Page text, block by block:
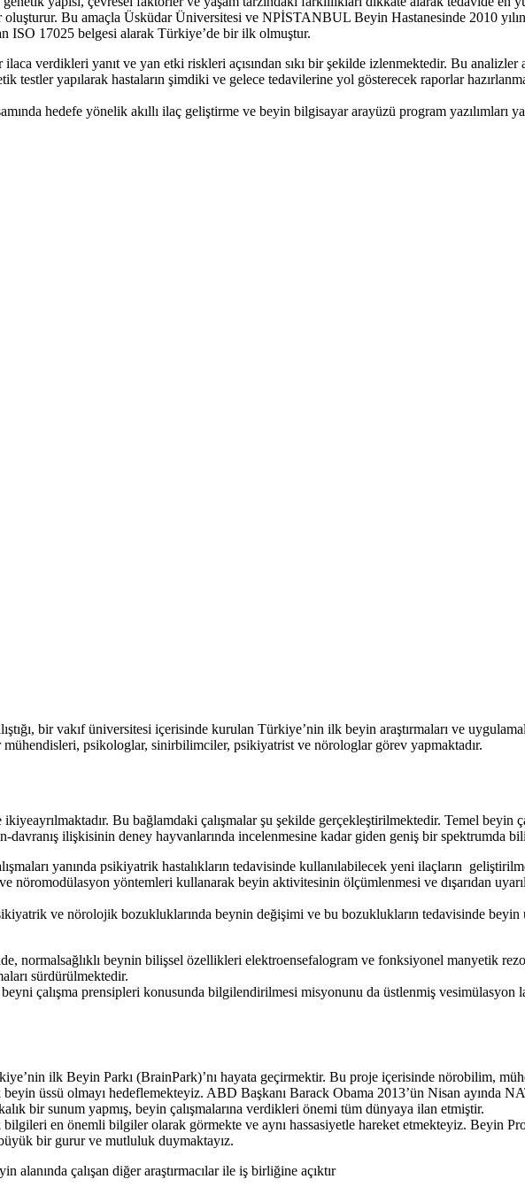
oluşturur. Bu amaçla Üsküdar Üniversitesi ve NPİSTANBUL Beyin Hastanesinde 2010
ISO 17025 belgesi alarak Türkiye’de bir ilk olmuştur.
verdikleri yanıt ve yan etki riskleri açısından sıkı bir şekilde izlenmektedir. Bu
testler yapılarak hastaların şimdiki ve gelece tedavilerine yol gösterecek raporlar
hedefe yönelik akıllı ilaç geliştirme ve beyin bilgisayar arayüzü program yazılımları
bir vakıf üniversitesi içerisinde kurulan Türkiye’nin ilk beyin araştırmaları ve
psikologlar, sinirbilimciler, psikiyatrist ve nörologlar görev yapmaktadır.
Bu bağlamdaki çalışmalar şu şekilde gerçekleştirilmektedir. Temel beyin
ilişkisinin deney hayvanlarında incelenmesine kadar giden geniş bir spektrumda
yanında psikiyatrik hastalıkların tedavisinde kullanılabilecek yeni ilaçların
nöromodülasyon yöntemleri kullanarak beyin aktivitesinin ölçümlenmesi ve dışarıdan
ve nörolojik bozukluklarında beynin değişimi ve bu bozuklukların tedavisinde beyin
normalsağlıklı beynin bilişsel özellikleri elektroensefalogram ve fonksiyonel manyetik
sürdürülmektedir.
çalışma prensipleri konusunda bilgilendirilmesi misyonunu da üstlenmiş vesimülasyon
ilk Beyin Parkı (BrainPark)’nı hayata geçirmektir. Bu proje içerisinde nörobilim,
üssü olmayı hedeflemekteyiz. ABD Başkanı Barack Obama 2013’ün Nisan
bir sunum yapmış, beyin çalışmalarına verdikleri önemi tüm dünyaya ilan etmiştir.
en önemli bilgiler olarak görmekte ve aynı hassasiyetle hareket etmekteyiz. Beyin
bir gurur ve mutluluk duymaktayız.
alanında çalışan diğer araştırmacılar ile iş birliğine açıktır